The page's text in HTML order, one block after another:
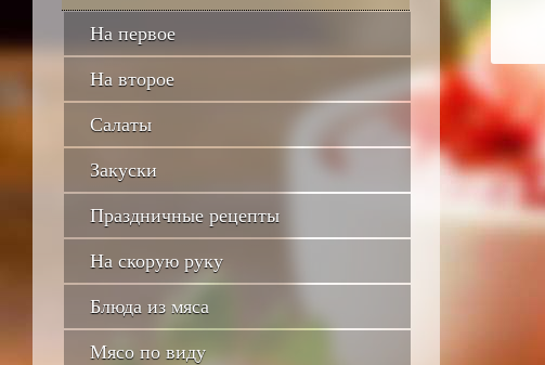
На первое
На второе
Салаты
Закуски
Праздничные рецепты
На скорую руку
Блюда из мяса
Мясо по виду